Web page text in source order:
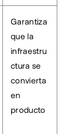
Garantiza
que la
infraestru
ctura se
convierta
en
producto